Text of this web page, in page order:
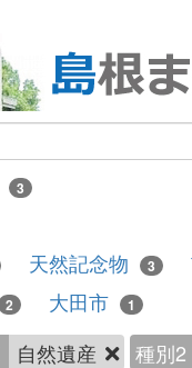
3
天然記念物 3
2 大田市 1
自然遺産
種別2